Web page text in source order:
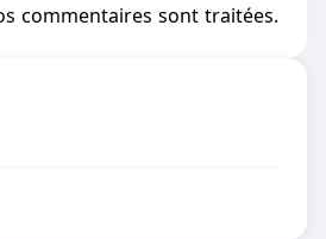
commentaires sont traitées.